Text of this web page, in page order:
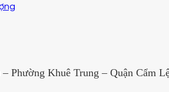
Phường Khuê Trung – Quận Cẩm